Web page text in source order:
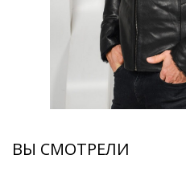
ВЫ СМОТРЕЛИ